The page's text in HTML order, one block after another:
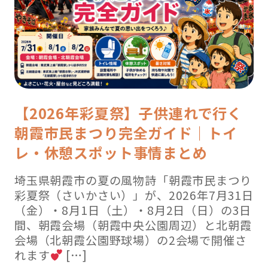
【2026年彩夏祭】子供連れで行く
朝霞市民まつり完全ガイド｜トイ
レ・休憩スポット事情まとめ
埼玉県朝霞市の夏の風物詩「朝霞市民まつり
彩夏祭（さいかさい）」が、2026年7月31日
（金）・8月1日（土）・8月2日（日）の3日
間、朝霞会場（朝霞中央公園周辺）と北朝霞
会場（北朝霞公園野球場）の2会場で開催さ
れます
[…]